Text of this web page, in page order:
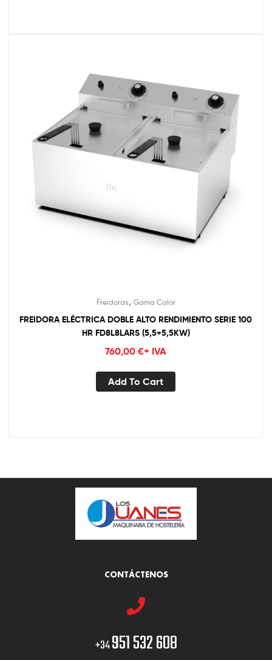
Freidoras, Gama Calor
FREIDORA ELÉCTRICA DOBLE ALTO RENDIMIENTO SERIE 100
HR FD8L8LARS (5,5+5,5KW)
760,00 €+ IVA
Add To Cart
CONTÁCTENOS
+34951 532 608